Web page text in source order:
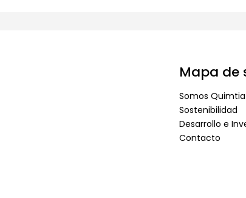
Mapa de
Somos Quimtia
Sostenibilidad
Desarrollo e
Contacto